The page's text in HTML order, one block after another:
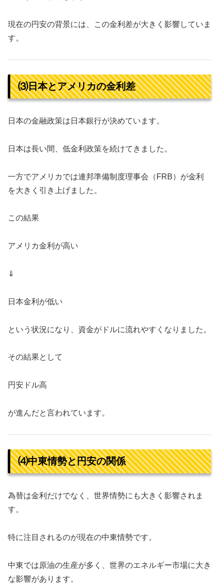
現在の円安の背景には、この金利差が大きく影響していま
す。
⑶日本とアメリカの金利差
日本の金融政策は日本銀行が決めています。
日本は長い間、低金利政策を続けてきました。
一方でアメリカでは連邦準備制度理事会（FRB）が金利
を大きく引き上げました。
この結果
アメリカ金利が高い
⇓
日本金利が低い
という状況になり、資金がドルに流れやすくなりました。
その結果として
円安ドル高
が進んだと言われています。
⑷中東情勢と円安の関係
為替は金利だけでなく、世界情勢にも大きく影響されま
す。
特に注目されるのが現在の中東情勢です。
中東では原油の生産が多く、世界のエネルギー市場に大き
な影響があります。